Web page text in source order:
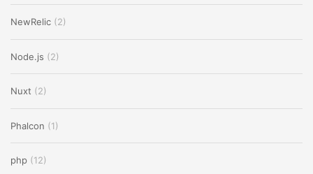
NewRelic (2)
Node.js (2)
Nuxt (2)
Phalcon (1)
php (12)